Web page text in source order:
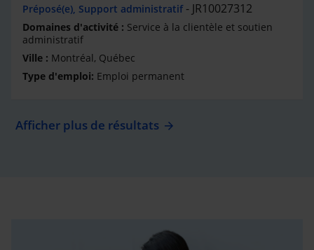
Préposé(e), Support administratif JR10027312
Service à la clientèle et soutien
administratif
Montréal, Québec
Emploi permanent
Afficher plus de résultats